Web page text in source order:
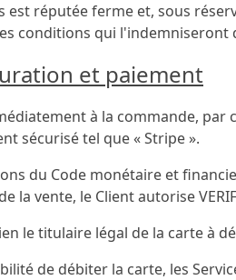
est réputée ferme et, sous
conditions qui
et paiement
à la commande,
sécurisé tel que « Stripe ».
du Code monétaire et
la vente, le Client autorise
le titulaire légal de la carte à
de débiter la carte, les